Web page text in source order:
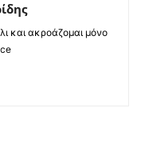
και ακροάζομαι μόνο